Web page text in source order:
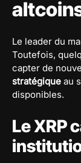
Le leader du
Toutefois,
capter de
stratégique au
disponibles.
Le XRP